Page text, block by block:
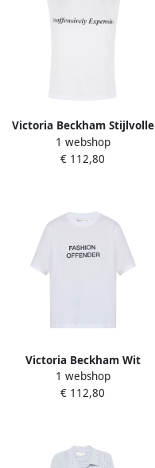
Victoria Beckham Stijlvolle
Tanktop met Slogan Print
White Dames
1 webshop
€ 112,80
Victoria Beckham Wit
Slogan Print Crew Neck T-
shirt White Dames
1 webshop
€ 112,80